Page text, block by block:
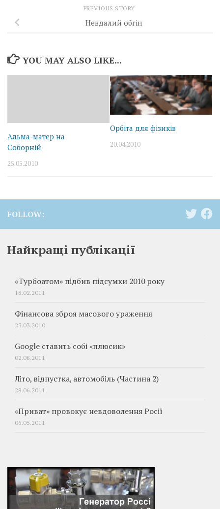
PREVIOUS STORY
Невдалий обгін
YOU MAY ALSO LIKE...
Альма-матер на
Соборній
25.05.2010
Орбіта для фізиків
20.04.2010
FOLLOW:
Найкращі публікації
«Турбоатом» підбив підсумки 2010 року
18.02.2011
Фінансова зброя масового ураження
23.03.2010
Google ставить собі «плюсик»
02.08.2011
Літо, відпустка, автомобіль (Частина 2)
28.06.2011
«Приват» провокує невдоволення Росії
06.05.2011